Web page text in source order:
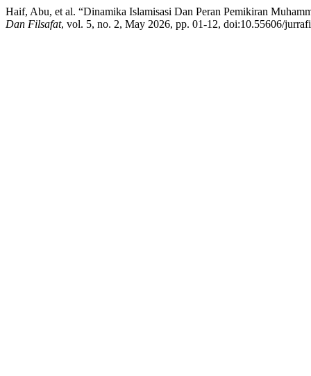
Haif, Abu, et al. “Dinamika Islamisasi Dan Peran Pemikiran
Dan Filsafat, vol. 5, no. 2, May 2026, pp. 01-12, doi:10.55606/